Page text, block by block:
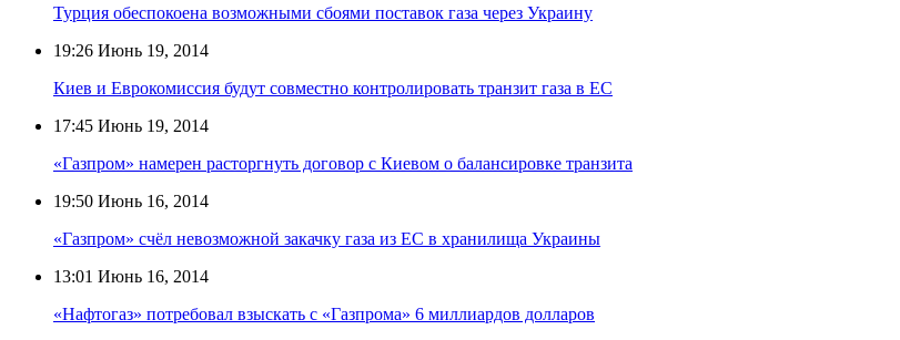
Турция обеспокоена возможными сбоями поставок газа через Украину
19:26 Июнь 19, 2014
Киев и Еврокомиссия будут совместно контролировать транзит газа в ЕС
17:45 Июнь 19, 2014
«Газпром» намерен расторгнуть договор с Киевом о балансировке транзита
19:50 Июнь 16, 2014
«Газпром» счёл невозможной закачку газа из ЕС в хранилища Украины
13:01 Июнь 16, 2014
«Нафтогаз» потребовал взыскать с «Газпрома» 6 миллиардов долларов